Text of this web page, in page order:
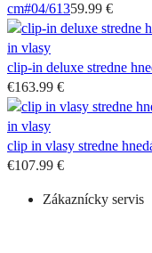
cm#04/61359.99 €
clip-in deluxe stredne
€163.99 €
clip in vlasy stredne
€107.99 €
Zákaznícky servis